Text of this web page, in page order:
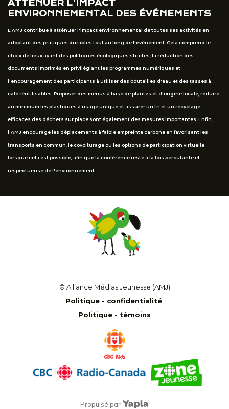
ATTÉNUER L'IMPACT
ENVIRONNEMENTAL DES ÉVÉNEMENTS
L'AMJ contribue à atténuer l'impact environnemental de toutes ses activités en
adoptant des pratiques durables tout au long de l'événement. Cela comprend le
choix de lieux ayant des politiques écologiques strictes, la réduction des
documents imprimés en privilégiant les programmes numériques et
l'encouragement des participants à utiliser des bouteilles d'eau et des tasses à
café réutilisables. Proposer des menus à base de plantes et d'origine locale, réduire
au minimum les plastiques à usage unique et assurer un tri et un recyclage
efficaces des déchets sur place sont également des mesures importantes. Enfin,
l'AMJ encourage les déplacements à faible empreinte carbone en favorisant les
transports en commun, le covoiturage ou les options de participation virtuelle
lorsque cela est possible, afin que la conférence reste à la fois percutante et
respectueuse de l'environnement.
© Alliance Médias Jeunesse (AMJ)
Politique - confidentialité
Politique - témoins
Propulsé par